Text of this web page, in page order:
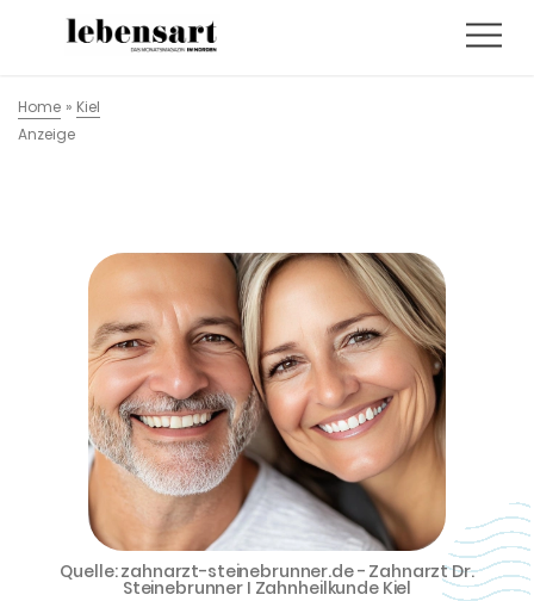
Home » Kiel
Anzeige
Quelle: zahnarzt-steinebrunner.de - Zahnarzt Dr.
Steinebrunner I Zahnheilkunde Kiel